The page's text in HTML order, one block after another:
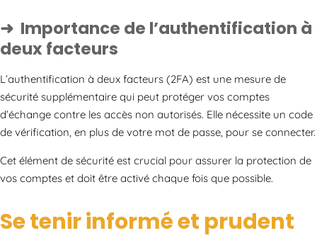
Importance de l’authentification à
deux facteurs
L’authentification à deux facteurs (2FA) est une mesure de
sécurité supplémentaire qui peut protéger vos comptes
d’échange contre les accès non autorisés. Elle nécessite un code
de vérification, en plus de votre mot de passe, pour se connecter.
Cet élément de sécurité est crucial pour assurer la protection de
vos comptes et doit être activé chaque fois que possible.
Se tenir informé et prudent